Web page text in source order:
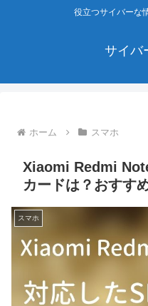
役立つサイバーな
サイバ
ホーム スマホ
Xiaomi Redmi
カードは？おすす
スマホ